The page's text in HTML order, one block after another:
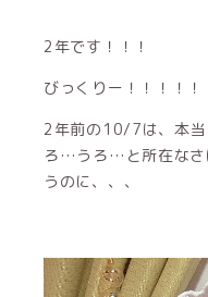
2年です！！！
びっくりー！！！！！
2年前の10/7は、本当
ろ…うろ…と所在なさ
うのに、、、